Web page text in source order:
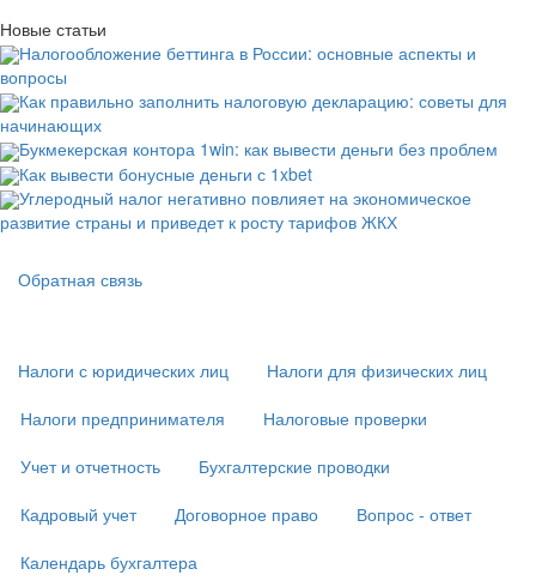
Новые статьи
Налогообложение беттинга в России: основные аспекты и
вопросы
Как правильно заполнить налоговую декларацию: советы для
начинающих
Букмекерская контора 1win: как вывести деньги без проблем
Как вывести бонусные деньги с 1xbet
Углеродный налог негативно повлияет на экономическое
развитие страны и приведет к росту тарифов ЖКХ
Обратная связь
подвале)
Налоги с юридических лиц
Налоги для физических лиц
Налоги предпринимателя
Налоговые проверки
Учет и отчетность
Бухгалтерские проводки
Кадровый учет
Договорное право
Вопрос - ответ
Календарь бухгалтера